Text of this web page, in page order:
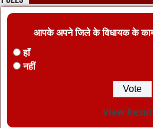
आपके अपने जिले के विधायक के
हाँ
नहीं
View